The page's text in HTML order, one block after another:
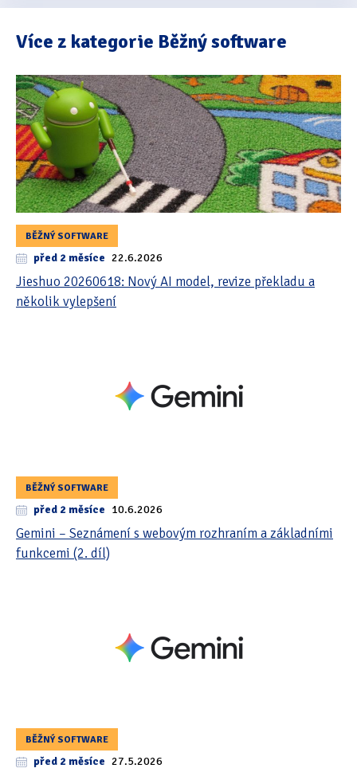
Více z kategorie Běžný software
BĚŽNÝ SOFTWARE
před 2 měsíce 22.6.2026
Jieshuo 20260618: Nový AI model, revize překladu a
několik vylepšení
BĚŽNÝ SOFTWARE
před 2 měsíce 10.6.2026
Gemini – Seznámení s webovým rozhraním a základními
funkcemi (2. díl)
BĚŽNÝ SOFTWARE
před 2 měsíce 27.5.2026